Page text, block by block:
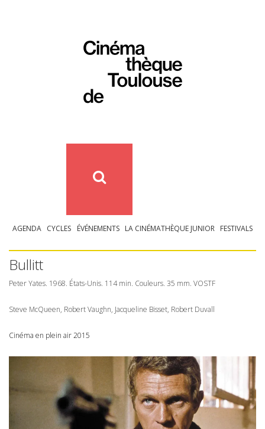
AGENDA CYCLES ÉVÉNEMENTS LA CINÉMATHÈQUE JUNIOR FESTIVALS
Bullitt
Peter Yates. 1968. États-Unis. 114 min. Couleurs. 35 mm. VOSTF
Steve McQueen, Robert Vaughn, Jacqueline Bisset, Robert Duvall
Cinéma en plein air 2015